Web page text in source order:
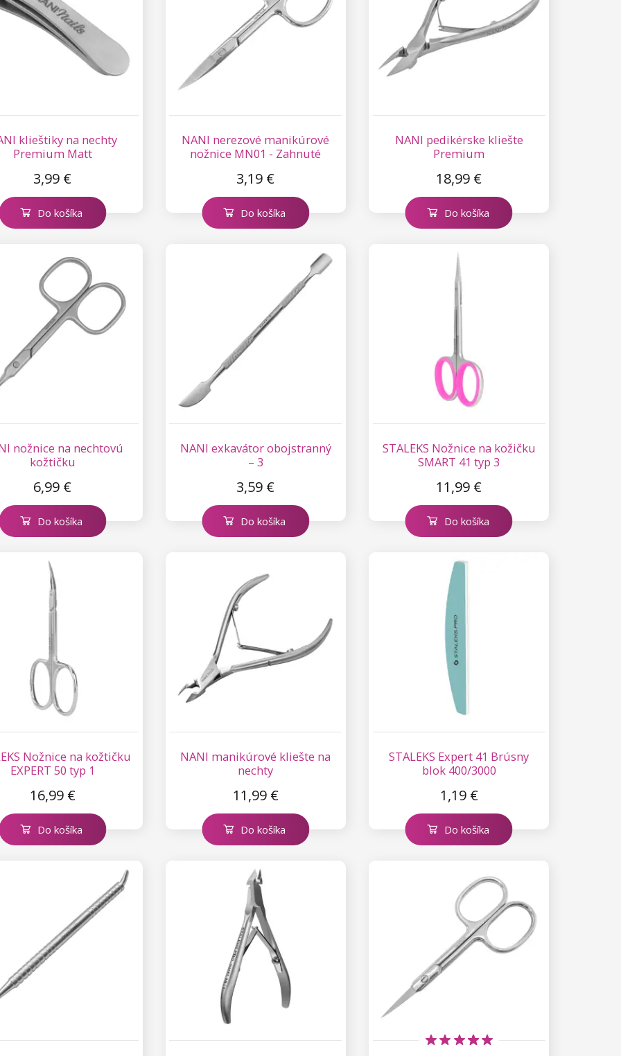
klieštiky na nechty
Premium Matt
3,99 €
Do košíka
NANI nerezové manikúrové
nožnice MN01 - Zahnuté
3,19 €
Do košíka
NANI pedikérske kliešte
Premium
18,99 €
Do košíka
nožnice na nechtovú
kožtičku
6,99 €
Do košíka
NANI exkavátor obojstranný
– 3
3,59 €
Do košíka
STALEKS Nožnice na kožičku
SMART 41 typ 3
11,99 €
Do košíka
Nožnice na kožtičku
EXPERT 50 typ 1
16,99 €
Do košíka
NANI manikúrové kliešte na
nechty
11,99 €
Do košíka
STALEKS Expert 41 Brúsny
blok 400/3000
1,19 €
Do košíka